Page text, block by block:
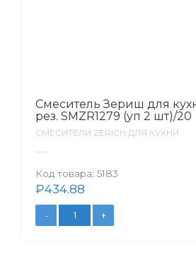
Смеситель Зериш для
рез. SMZR1279 (уп 2 шт)/20
СМЕСИТЕЛИ ZERICH ДЛЯ КУХНИ
Код товара: 5183
₽434.88